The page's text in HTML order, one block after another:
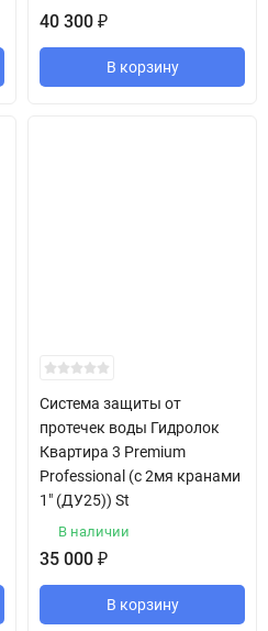
40 300 ₽
В корзину
Система защиты от
протечек воды Гидролок
Квартира 3 Premium
Professional (с 2мя кранами
1" (ДУ25)) St
В наличии
35 000 ₽
В корзину